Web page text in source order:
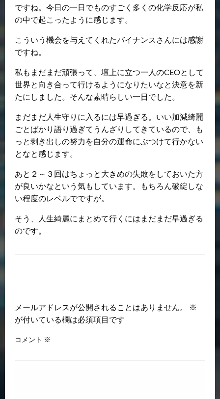
ですね。今日の一日でものすごく多くの化学反応が私
の中で起こったように感じます。
こういう機会を与えてくれたバイナンスさんには感謝
ですね。
私もまだまだ頑張って、壇上に立つ一人のCEOとして
世界と向き合って行けるようになりたいなと決意を新
たにしました。そんな素晴らしい一日でした。
まだまだ人生守りに入るには早過ぎる。いい加減綺麗
ごとばかり語り過ぎてうんざりしてきているので、も
っと剥き出しの努力を自分の運命にぶつけて行かない
となと感じます。
あと２～３回はちょっと大きめの失敗をしておいた方
が良いかなという気もしています。もちろん破綻しな
い程度のレベルでですが。
そう、人生綺麗にまとめて行くにはまだまだ早過ぎる
のです。
メールアドレスが公開されることはありません。
※
が付いている欄は必須項目です
コメント ※